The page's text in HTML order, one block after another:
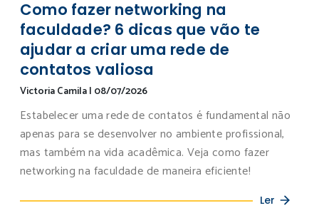
Como fazer networking na
faculdade? 6 dicas que vão te
ajudar a criar uma rede de
contatos valiosa
Victoria Camila| 08/07/2026
Estabelecer uma rede de contatos é fundamental não
apenas para se desenvolver no ambiente profissional,
mas também na vida acadêmica. Veja como fazer
networking na faculdade de maneira eficiente!
Ler